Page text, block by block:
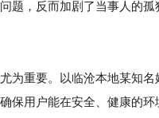
题，反而加剧了当事人的孤
为重要。以临沧本地某知
保用户能在安全、健康的